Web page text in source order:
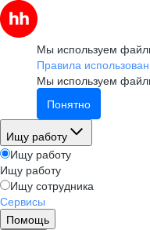
Мы используем
Правила
Мы используем
Понятно
Ищу работу
Ищу работу
Ищу работу
Ищу сотрудника
Сервисы
Помощь